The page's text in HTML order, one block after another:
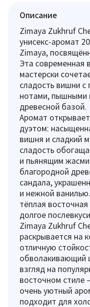
Описание
Zimaya Zukhruf
унисекс-аромат
Zimaya,
Эта современная
мастерски
сладость вишни с
нотами, пышными
древесной базой.
Аромат
дуэтом:
вишня и сладкий
сладость
и пьянящим
благородной
сандала,
и нежной
тёплая
долгое
Zimaya Zukhruf
раскрывается на
отличную
обволакивающий
взгляд на
восточном стиле
очень уютный
подходит для